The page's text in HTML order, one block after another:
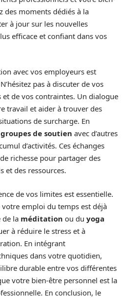
des moments dédiés à la
à jour sur les nouvelles
efficace et confiant dans vos
avec vos employeurs est
pas à discuter de vos
et de vos contraintes. Un dialogue
travail et aider à trouver des
de surcharge. En
groupes de soutien avec d’autres
d’activités. Ces échanges
richesse pour partager des
et des ressources.
de vos limites est essentielle.
emploi du temps est déjà
de la méditation ou du yoga
à réduire le stress et à
En intégrant
dans votre quotidien,
durable entre vos différentes
votre bien-être personnel est la
En conclusion, le